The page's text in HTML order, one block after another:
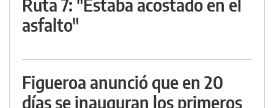
Ruta 7: "Estaba acostado en el
asfalto"
Figueroa anunció que en 20
días se inauguran los primeros